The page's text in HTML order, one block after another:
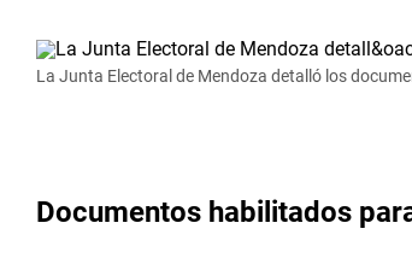
La Junta Electoral de Mendoza detalló los
Documentos habilitados